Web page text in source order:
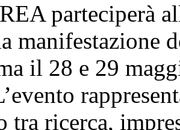
parteciperà
manifestazione
il 28 e 29
tra ricerca,